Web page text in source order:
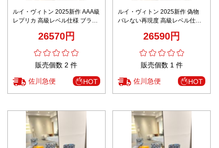
ルイ・ヴィトン 2025新作 AAA級
レプリカ 高級レベル仕様 ブラッ
26570円
販売個数 2 件
佐川急便 HOT
ルイ・ヴィトン 2025新作 偽物
バレない再現度 高級レベル仕様
26590円
販売個数 1 件
佐川急便 HOT